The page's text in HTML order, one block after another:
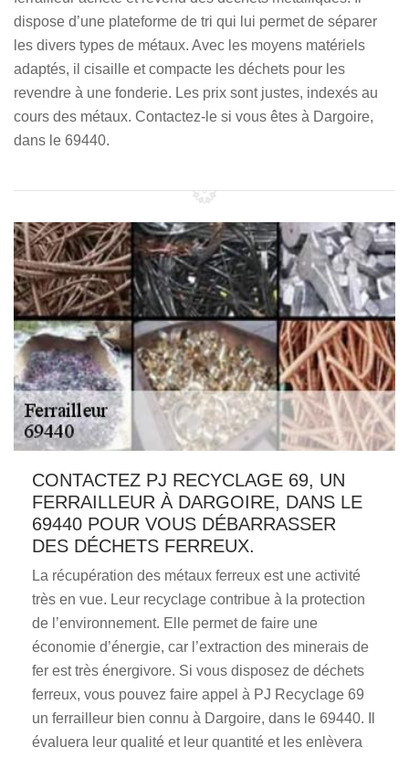
dispose d’une plateforme de tri qui lui permet de séparer
les divers types de métaux. Avec les moyens matériels
adaptés, il cisaille et compacte les déchets pour les
revendre à une fonderie. Les prix sont justes, indexés au
cours des métaux. Contactez-le si vous êtes à Dargoire,
dans le 69440.
CONTACTEZ PJ RECYCLAGE 69, UN
FERRAILLEUR À DARGOIRE, DANS LE
69440 POUR VOUS DÉBARRASSER
DES DÉCHETS FERREUX.
La récupération des métaux ferreux est une activité
très en vue. Leur recyclage contribue à la protection
de l’environnement. Elle permet de faire une
économie d’énergie, car l’extraction des minerais de
fer est très énergivore. Si vous disposez de déchets
ferreux, vous pouvez faire appel à PJ Recyclage 69
un ferrailleur bien connu à Dargoire, dans le 69440. Il
évaluera leur qualité et leur quantité et les enlèvera